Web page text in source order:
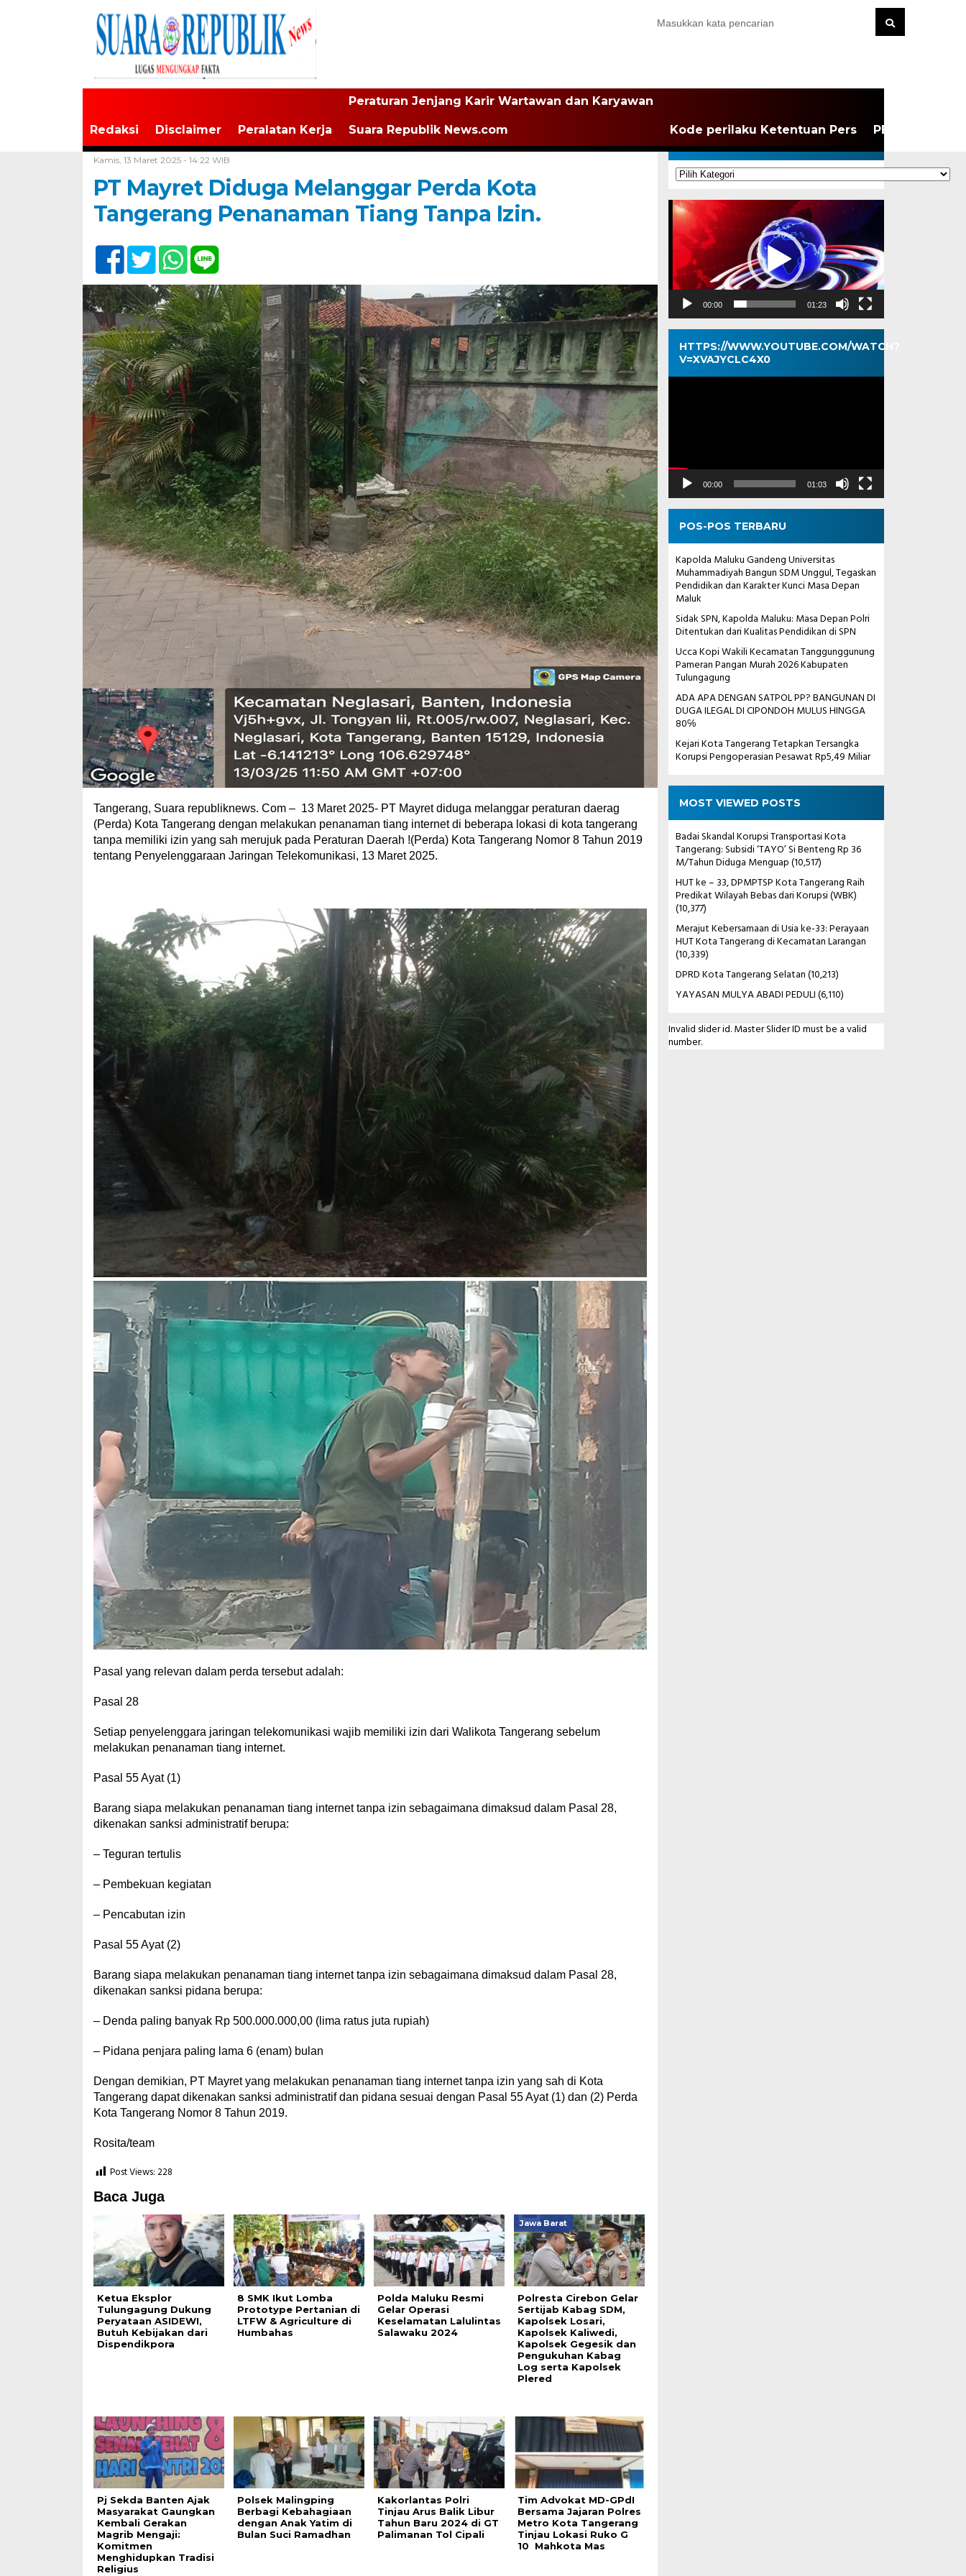
Redaksi Disclaimer Peralatan Kerja
Peraturan Jenjang Karir Wartawan dan Karyawan
Suara Republik News.com Kode perilaku Ketentuan Pers PEDOMAN
Kamis, 13 Maret 2025 - 14:22 WIB
PT Mayret Diduga Melanggar Perda Kota
Tangerang Penanaman Tiang Tanpa Izin.
Tangerang, Suara republiknews. Com – 13 Maret 2025- PT Mayret diduga melanggar peraturan daerag
(Perda) Kota Tangerang dengan melakukan penanaman tiang internet di beberapa lokasi di kota tangerang
tanpa memiliki izin yang sah merujuk pada Peraturan Daerah !(Perda) Kota Tangerang Nomor 8 Tahun 2019
tentang Penyelenggaraan Jaringan Telekomunikasi, 13 Maret 2025.
Pasal yang relevan dalam perda tersebut adalah:
Pasal 28
Setiap penyelenggara jaringan telekomunikasi wajib memiliki izin dari Walikota Tangerang sebelum
melakukan penanaman tiang internet.
Pasal 55 Ayat (1)
Barang siapa melakukan penanaman tiang internet tanpa izin sebagaimana dimaksud dalam Pasal 28,
dikenakan sanksi administratif berupa:
– Teguran tertulis
– Pembekuan kegiatan
– Pencabutan izin
Pasal 55 Ayat (2)
Barang siapa melakukan penanaman tiang internet tanpa izin sebagaimana dimaksud dalam Pasal 28,
dikenakan sanksi pidana berupa:
– Denda paling banyak Rp 500.000.000,00 (lima ratus juta rupiah)
– Pidana penjara paling lama 6 (enam) bulan
Dengan demikian, PT Mayret yang melakukan penanaman tiang internet tanpa izin yang sah di Kota
Tangerang dapat dikenakan sanksi administratif dan pidana sesuai dengan Pasal 55 Ayat (1) dan (2) Perda
Kota Tangerang Nomor 8 Tahun 2019.
Rosita/team
Post Views:228
Baca Juga
Ketua Eksplor
Tulungagung Dukung
Peryataan ASIDEWI,
Butuh Kebijakan dari
Dispendikpora
8 SMK Ikut Lomba
Prototype Pertanian di
LTFW & Agriculture di
Humbahas
Polda Maluku Resmi
Gelar Operasi
Keselamatan Lalulintas
Salawaku 2024
Jawa Barat
Polresta Cirebon Gelar
Sertijab Kabag SDM,
Kapolsek Losari,
Kapolsek Kaliwedi,
Kapolsek Gegesik dan
Pengukuhan Kabag
Log serta Kapolsek
Plered
Pj Sekda Banten Ajak
Masyarakat Gaungkan
Kembali Gerakan
Magrib Mengaji:
Komitmen
Menghidupkan Tradisi
Religius
Polsek Malingping
Berbagi Kebahagiaan
dengan Anak Yatim di
Bulan Suci Ramadhan
Kakorlantas Polri
Tinjau Arus Balik Libur
Tahun Baru 2024 di GT
Palimanan Tol Cipali
Tim Advokat MD-GPdI
Bersama Jajaran Polres
Metro Kota Tangerang
Tinjau Lokasi Ruko G
10 Mahkota Mas
KATEGORI
Kategori
Pemutar
Video
00:00 01:23
HTTPS://WWW.YOUTUBE.COM/WATCH?
V=XVAJYCLC4X0
Pemutar
00:00 01:03
POS-POS TERBARU
Kapolda Maluku Gandeng Universitas
Muhammadiyah Bangun SDM Unggul, Tegaskan
Pendidikan dan Karakter Kunci Masa Depan
Maluk
Sidak SPN, Kapolda Maluku: Masa Depan Polri
Ditentukan dari Kualitas Pendidikan di SPN
Ucca Kopi Wakili Kecamatan Tanggunggunung
Pameran Pangan Murah 2026 Kabupaten
Tulungagung
ADA APA DENGAN SATPOL PP? BANGUNAN DI
DUGA ILEGAL DI CIPONDOH MULUS HINGGA
80℅
Kejari Kota Tangerang Tetapkan Tersangka
Korupsi Pengoperasian Pesawat Rp5,49 Miliar
MOST VIEWED POSTS
Badai Skandal Korupsi Transportasi Kota
Tangerang: Subsidi ‘TAYO’ Si Benteng Rp 36
M/Tahun Diduga Menguap(10,517)
HUT ke – 33, DPMPTSP Kota Tangerang Raih
Predikat Wilayah Bebas dari Korupsi (WBK)
(10,377)
Merajut Kebersamaan di Usia ke-33: Perayaan
HUT Kota Tangerang di Kecamatan Larangan
(10,339)
DPRD Kota Tangerang Selatan(10,213)
YAYASAN MULYA ABADI PEDULI(6,110)
Invalid slider id. Master Slider ID must be a valid
number.